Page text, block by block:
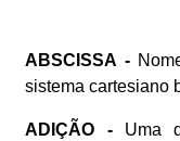
ABSCISSA -
sistema cartesiano
ADIÇÃO -Uma